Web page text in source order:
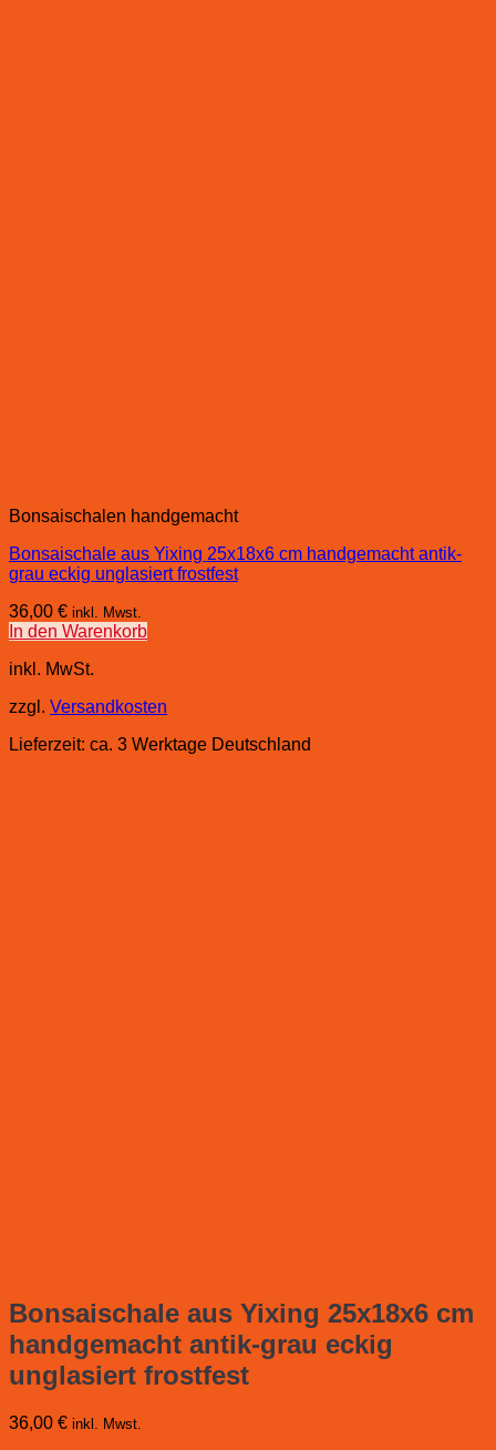
Bonsaischalen handgemacht
Bonsaischale aus Yixing 25x18x6 cm handgemacht antik-
grau eckig unglasiert frostfest
36,00 € inkl. Mwst.
In den Warenkorb
inkl. MwSt.
zzgl. Versandkosten
Lieferzeit: ca. 3 Werktage Deutschland
Bonsaischale aus Yixing 25x18x6 cm
handgemacht antik-grau eckig
unglasiert frostfest
36,00 € inkl. Mwst.